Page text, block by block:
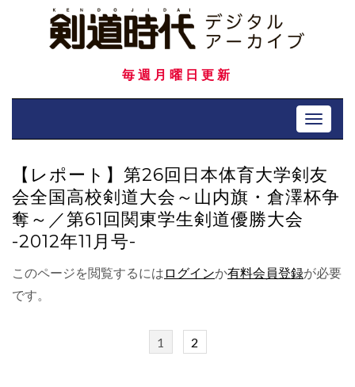
毎週月曜日更新
Toggle
【レポート】第26回日本体育大学剣友
会全国高校剣道大会～山内旗・倉澤杯争
奪～／第61回関東学生剣道優勝大会
-2012年11月号-
このページを閲覧するには ログインか有料会員登録が必要
です。
1 2